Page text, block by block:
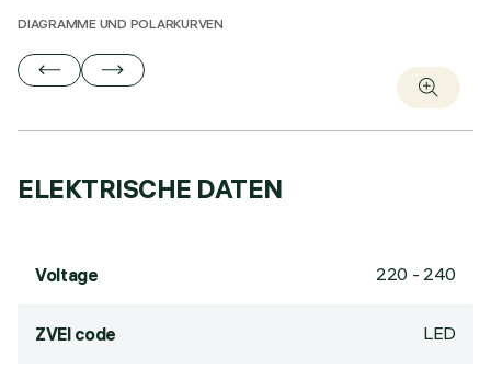
DIAGRAMME UND POLARKURVEN
ELEKTRISCHE DATEN
Voltage 220 - 240
ZVEI code LED